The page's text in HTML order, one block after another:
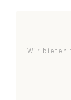
Wir bieten